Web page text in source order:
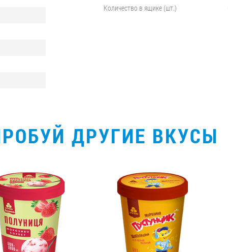
Количество в ящике (шт.)
ДРУГИЕ ВКУСЫ
*